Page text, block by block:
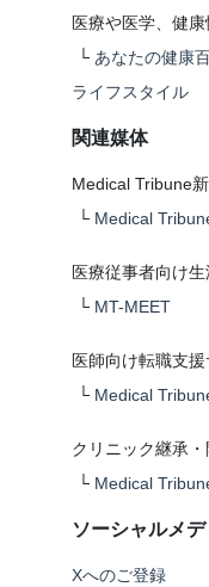
医療や医学、健
└ あなたの健康
ライフスタイル
関連媒体
Medical Tribune
└ Medical
医療従事者向け
└ MT-MEET
医師向け転職支援
└ Medical
クリニック継承
└ Medical
ソーシャルメ
Xへのご登録